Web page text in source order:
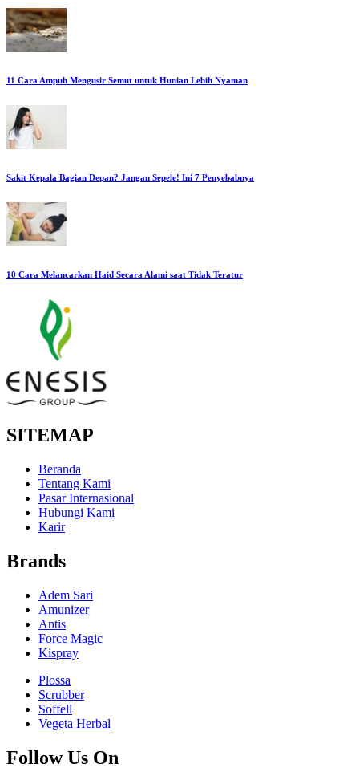
11 Cara Ampuh Mengusir Semut untuk Hunian Lebih Nyaman
Sakit Kepala Bagian Depan? Jangan Sepele! Ini 7 Penyebabnya
10 Cara Melancarkan Haid Secara Alami saat Tidak Teratur
SITEMAP
Beranda
Tentang Kami
Pasar Internasional
Hubungi Kami
Karir
Brands
Adem Sari
Amunizer
Antis
Force Magic
Kispray
Plossa
Scrubber
Soffell
Vegeta Herbal
Follow Us On